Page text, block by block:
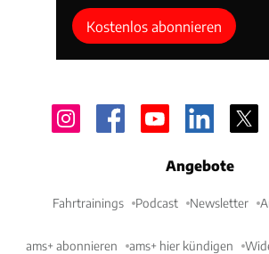
Kostenlos abonnieren
Angebote
Fahrtrainings Podcast Newsletter
ams+ abonnieren ams+ hier kündigen